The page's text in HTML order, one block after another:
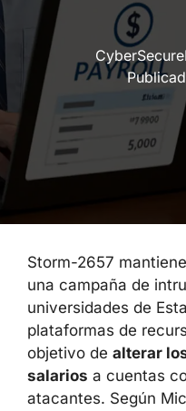
Storm-2657
una campaña de
universidades de
plataformas de
objetivo de alterar
salarios a cuentas
atacantes. Según